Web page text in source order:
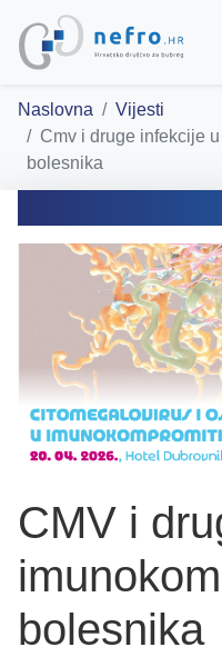
Naslovna
Vijesti
Cmv i druge infekcije
bolesnika
CMV i
bolesnika